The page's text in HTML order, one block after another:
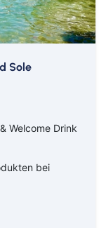
Sole
Welcome Drink
bei